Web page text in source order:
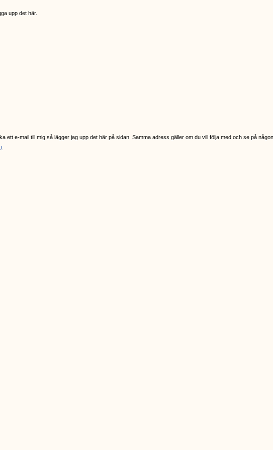
upp det här.
e-mail till mig så lägger jag upp det här på sidan. Samma adress gäller om du vill följa med och se på någon